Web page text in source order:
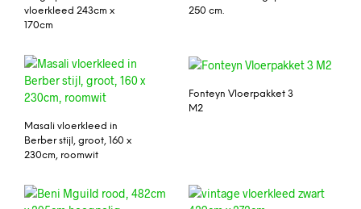
vloerkleed 243cm x
170cm
250 cm.
Masali vloerkleed in
Berber stijl, groot, 160 x
230cm, roomwit
Fonteyn Vloerpakket 3
M2